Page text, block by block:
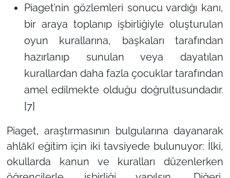
Piaget’nin gözlemleri sonucu vardığı kanı,
bir araya toplanıp işbirliğiyle oluşturulan
oyun kurallarına, başkaları tarafından
hazırlanıp sunulan veya dayatılan
kurallardan daha fazla çocuklar tarafından
amel edilmekte olduğu doğrultusundadır.
[7]
Piaget, araştırmasının bulgularına dayanarak
ahlâkî eğitim için iki tavsiyede bulunuyor: İlki,
okullarda kanun ve kuralları düzenlerken